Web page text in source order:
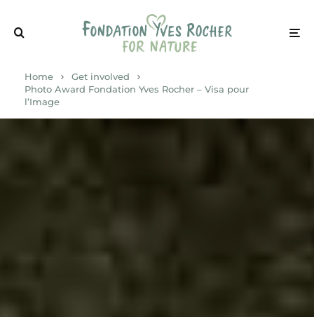
Home
Get involved
Photo Award Fondation Yves Rocher – Visa pour
l’Image